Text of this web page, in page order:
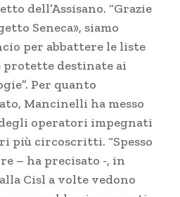
dell’Assisano. “Grazie
Seneca», siamo
per abbattere le liste
protette destinate ai
Per quanto
Mancinelli ha messo
operatori impegnati
più circoscritti. “Spesso
– ha precisato -, in
Cisl a volte vedono